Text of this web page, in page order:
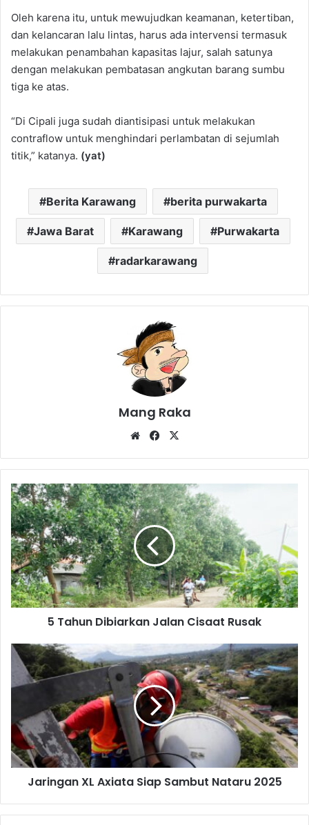
Oleh karena itu, untuk mewujudkan keamanan, ketertiban,
dan kelancaran lalu lintas, harus ada intervensi termasuk
melakukan penambahan kapasitas lajur, salah satunya
dengan melakukan pembatasan angkutan barang sumbu
tiga ke atas.
“Di Cipali juga sudah diantisipasi untuk melakukan
contraflow untuk menghindari perlambatan di sejumlah
titik,” katanya. (yat)
Berita Karawang berita purwakarta
Jawa Barat Karawang Purwakarta
radarkarawang
Mang Raka
WebsiteFacebook
5
Tahun
Dibiarkan
Jalan
Cisaat
Rusak
5 Tahun Dibiarkan Jalan Cisaat Rusak
Jaringan
Axiata
Nataru
2025
Jaringan XL Axiata Siap Sambut Nataru 2025